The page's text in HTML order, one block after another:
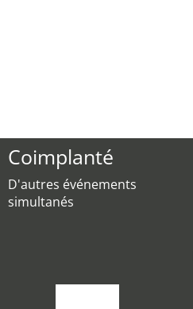
Coimplanté
D'autres événements
simultanés